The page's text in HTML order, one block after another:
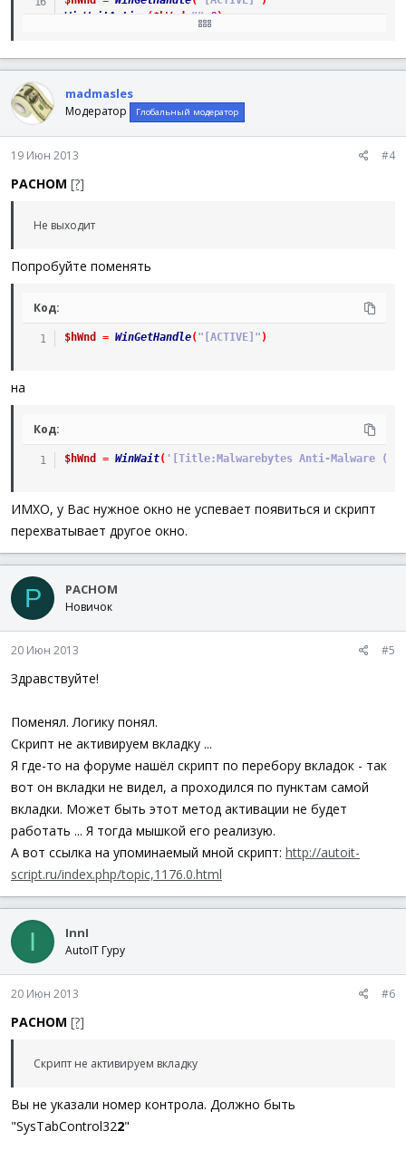
WinWaitActive
( $hWnd, "" 8)
madmasles
Модератор Глобальный модератор
19 Июн 2013 #4
PACHOM [?]
Не выходит
Попробуйте поменять
Код:
$hWnd = WinGetHandle( "[ACTIVE]" )
на
Код:
$hWnd = WinWait( '[Title:Malwarebytes Anti-Malware
ИМХО, у Вас нужное окно не успевает появиться и скрипт
перехватывает другое окно.
P PACHOM
Новичок
20 Июн 2013 #5
Здравствуйте!
Поменял. Логику понял.
Скрипт не активируем вкладку ...
Я где-то на форуме нашёл скрипт по перебору вкладок - так
вот он вкладки не видел, а проходился по пунктам самой
вкладки. Может быть этот метод активации не будет
работать ... Я тогда мышкой его реализую.
А вот ссылка на упоминаемый мной скрипт: http://autoit-
script.ru/index.php/topic,1176.0.html
I InnI
AutoIT Гуру
20 Июн 2013 #6
PACHOM [?]
Скрипт не активируем вкладку
Вы не указали номер контрола. Должно быть
"SysTabControl322"